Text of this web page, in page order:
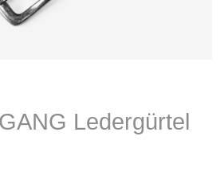
Ledergürtel